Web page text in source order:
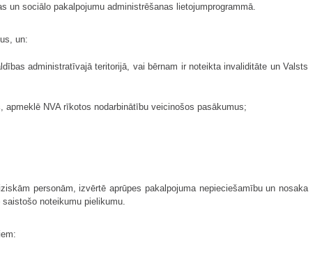
un sociālo pakalpojumu administrēšanas lietojumprogrammā.
un:
administratīvajā teritorijā, vai bērnam ir noteikta invaliditāte un Valsts
NVA rīkotos nodarbinātību veicinošos pasākumus;
personām, izvērtē aprūpes pakalpojuma nepieciešamību un nosaka
noteikumu pielikumu.